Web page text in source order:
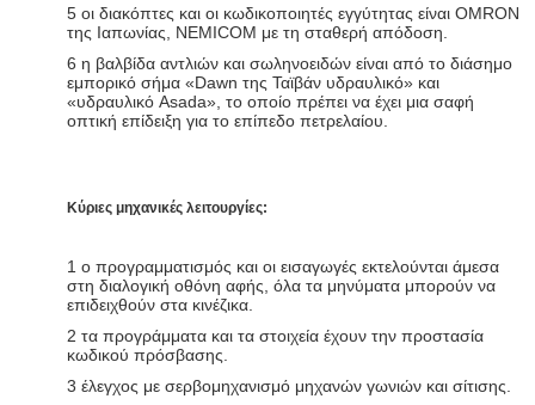
5 οι διακόπτες και οι κωδικοποιητές εγγύτητας είναι OMRON
της Ιαπωνίας, NEMICOM με τη σταθερή απόδοση.
6 η βαλβίδα αντλιών και σωληνοειδών είναι από το διάσημο
εμπορικό σήμα «Dawn της Ταϊβάν υδραυλικό» και
«υδραυλικό Asada», το οποίο πρέπει να έχει μια σαφή
οπτική επίδειξη για το επίπεδο πετρελαίου.
Κύριες μηχανικές λειτουργίες:
1 ο προγραμματισμός και οι εισαγωγές εκτελούνται άμεσα
στη διαλογική οθόνη αφής, όλα τα μηνύματα μπορούν να
επιδειχθούν στα κινέζικα.
2 τα προγράμματα και τα στοιχεία έχουν την προστασία
κωδικού πρόσβασης.
3 έλεγχος με σερβομηχανισμό μηχανών γωνιών και σίτισης.